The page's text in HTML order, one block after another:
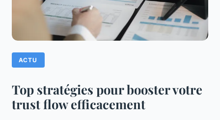
ACTU
Top stratégies pour booster votre
trust flow efficacement